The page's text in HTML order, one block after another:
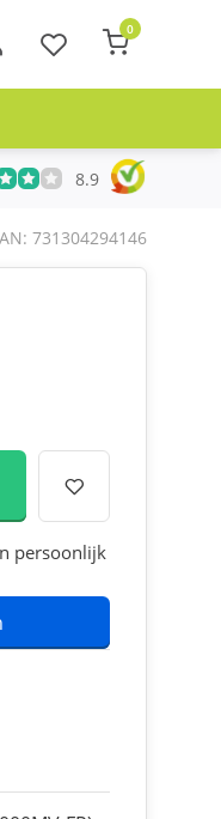
0
20 jaar Telecom
8.9
731304294146
persoonlijk